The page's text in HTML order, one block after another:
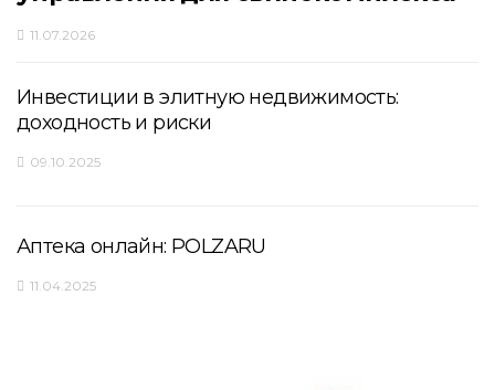
11.07.2026
Инвестиции в элитную недвижимость:
доходность и риски
09.10.2025
Аптека онлайн: POLZARU
11.04.2025